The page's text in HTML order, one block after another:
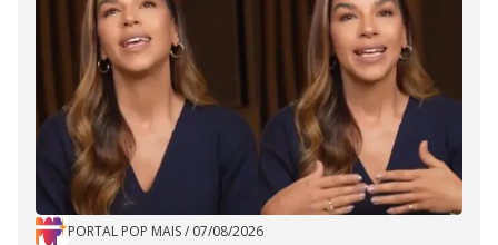
PORTAL POP MAIS/ 07/08/2026